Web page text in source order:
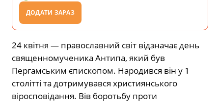
ДОДАТИ ЗАРАЗ
24 квітня — православний світ відзначає день
священномученика Антипа, який був
Пергамським єпископом. Народився він у 1
столітті та дотримувався християнського
віросповідання. Вів боротьбу проти